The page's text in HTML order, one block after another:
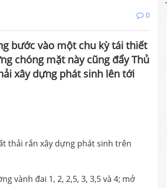
0
bước vào một chu kỳ tái thiết
chóng mặt này cũng đẩy Thủ
xây dựng phát sinh lên tới
thải rắn xây dựng phát sinh trên
vành đai 1, 2, 2,5, 3, 3,5 và 4; mở